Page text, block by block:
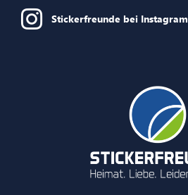
Stickerfreunde bei Instagram